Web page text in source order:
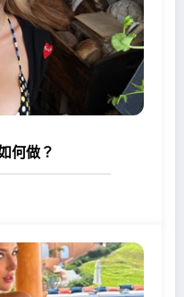
何做？